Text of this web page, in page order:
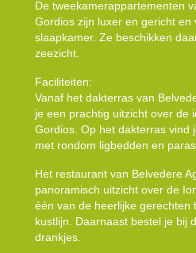
De tweekamerappartementen
Gordios zijn luxer en gericht
slaapkamer. Ze beschikken
zeezicht.
Faciliteiten:
Vanaf het dakterras van
je een prachtig uitzicht over de
Gordios. Op het dakterras vind
met rondom ligbedden en
Het restaurant van Belvedere
panoramisch uitzicht over de
één van de heerlijke gerechten
kustlijn. Daarnaast bestel je bij
drankjes.